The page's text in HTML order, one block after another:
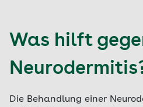
Was hilft
Die Behandlung einer